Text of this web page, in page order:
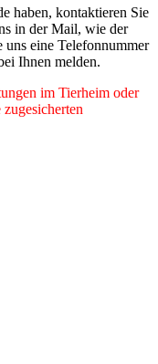
haben, kontaktieren Sie
in der Mail, wie der
eine Telefonnummer
Ihnen melden.
im Tierheim oder